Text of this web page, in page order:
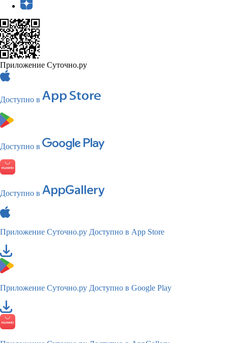
Приложение Суточно.ру
Доступно в
Доступно в
Доступно в
Приложение Суточно.ру Доступно в App Store
Приложение Суточно.ру Доступно в Google Play